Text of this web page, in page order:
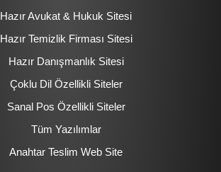
Hazır Avukat & Hukuk Sitesi
Hazır Temizlik Firması Sitesi
Hazır Danışmanlık Sitesi
Çoklu Dil Özellikli Siteler
Sanal Pos Özellikli Siteler
Tüm Yazılımlar
Anahtar Teslim Web Site